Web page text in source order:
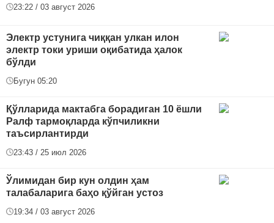
23:22 / 03 август 2026
Электр устунига чиққан улкан илон
электр токи уриши оқибатида ҳалок
бўлди
Бугун 05:20
Қўлларида мактабга борадиган 10 ёшли
Ралф тармоқларда кўпчиликни
таъсирлантирди
23:43 / 25 июл 2026
Ўлимидан бир кун олдин ҳам
талабаларига баҳо қўйган устоз
19:34 / 03 август 2026